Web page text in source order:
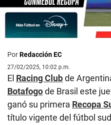
PorRedacción EC
27/02/2025, 10:02 p.m.
El Racing Clubde
Botafogode Brasil este
ganó su primera Recopa
título vigente del fútbol